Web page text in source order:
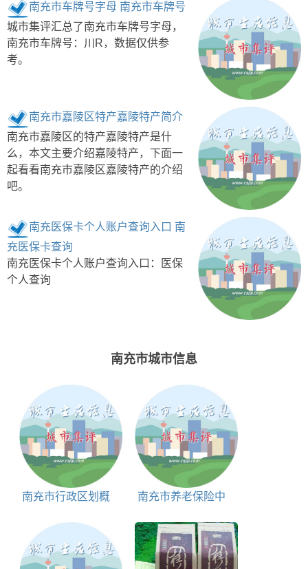
南充市车牌号字母 南充市车牌号
城市集评汇总了南充市车牌号字母，
南充市车牌号：川R，数据仅供参
考。
南充市嘉陵区特产嘉陵特产简介
南充市嘉陵区的特产嘉陵特产是什
么，本文主要介绍嘉陵特产，下面一
起看看南充市嘉陵区嘉陵特产的介绍
吧。
南充医保卡个人账户查询入口 南
充医保卡查询
南充医保卡个人账户查询入口：医保
个人查询
南充市城市信息
南充市行政区划概
南充市养老保险中